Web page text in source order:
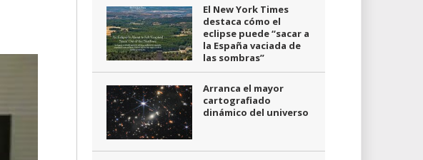
El New York Times
destaca cómo el
eclipse puede “sacar a
la España vaciada de
las sombras”
Arranca el mayor
cartografiado
dinámico del universo